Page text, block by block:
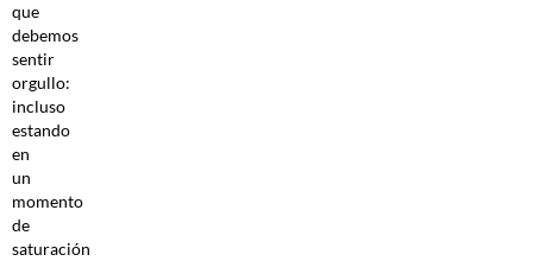
que
debemos
sentir
orgullo:
incluso
estando
en
un
momento
de
saturación